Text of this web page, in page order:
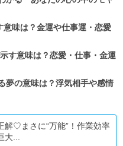
意味は？金運や仕事運・恋愛
す意味は？恋愛・仕事・金運
夢の意味は？浮気相手や感情
解♡まさに“万能”！作業効率
...